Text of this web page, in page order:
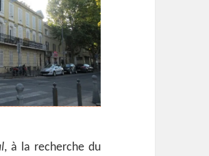
, à la recherche du